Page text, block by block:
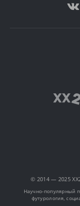
© 2014 — 2025
Научно-популярный
футурология,